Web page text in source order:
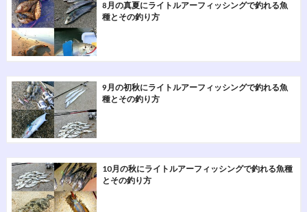
8月の真夏にライトルアーフィッシングで釣れる魚
種とその釣り方
9月の初秋にライトルアーフィッシングで釣れる魚
種とその釣り方
10月の秋にライトルアーフィッシングで釣れる魚種
とその釣り方